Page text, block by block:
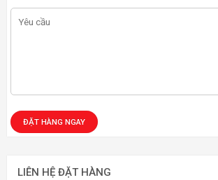
LIÊN HỆ ĐẶT HÀNG